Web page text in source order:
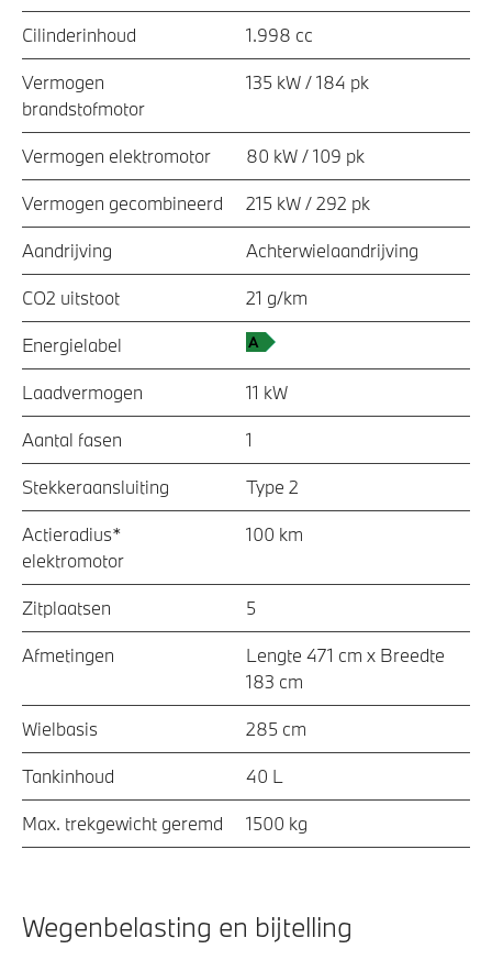
Cilinderinhoud 1.998 cc
Vermogen
brandstofmotor
135 kW / 184 pk
Vermogen elektromotor 80 kW / 109 pk
Vermogen gecombineerd 215 kW / 292 pk
Aandrijving Achterwielaandrijving
CO2 uitstoot 21 g/km
Energielabel
Laadvermogen 11 kW
Aantal fasen 1
Stekkeraansluiting Type 2
Actieradius*
elektromotor
100 km
Zitplaatsen 5
Afmetingen
Lengte 471 cm x Breedte
183 cm
Wielbasis 285 cm
Tankinhoud 40 L
Max. trekgewicht geremd 1500 kg
Wegenbelasting en bijtelling